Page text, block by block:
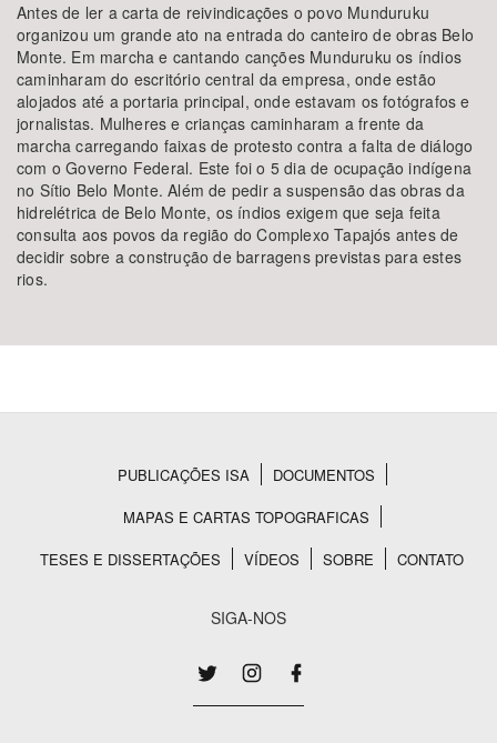
Área Protegida
BUSCAR
Antes de ler a carta de reivindicações o povo Munduruku
organizou um grande ato na entrada do canteiro de obras Belo
Monte. Em marcha e cantando canções Munduruku os índios
caminharam do escritório central da empresa, onde estão
alojados até a portaria principal, onde estavam os fotógrafos e
jornalistas. Mulheres e crianças caminharam a frente da
marcha carregando faixas de protesto contra a falta de diálogo
com o Governo Federal. Este foi o 5 dia de ocupação indígena
no Sítio Belo Monte. Além de pedir a suspensão das obras da
hidrelétrica de Belo Monte, os índios exigem que seja feita
consulta aos povos da região do Complexo Tapajós antes de
decidir sobre a construção de barragens previstas para estes
rios.
Rodapé
PUBLICAÇÕES ISA
DOCUMENTOS
MAPAS E CARTAS TOPOGRAFICAS
TESES E DISSERTAÇÕES
VÍDEOS SOBRE CONTATO
SIGA-NOS